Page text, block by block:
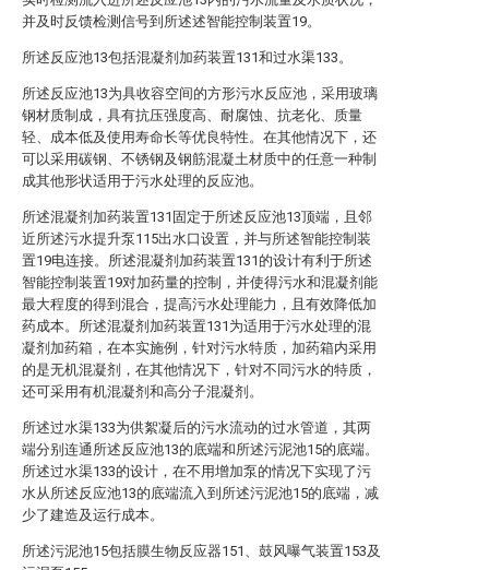
并及时反馈检测信号到所述述智能控制装置19。
所述反应池13包括混凝剂加药装置131和过水渠133。
所述反应池13为具收容空间的方形污水反应池，采用玻璃
钢材质制成，具有抗压强度高、耐腐蚀、抗老化、质量
轻、成本低及使用寿命长等优良特性。在其他情况下，还
可以采用碳钢、不锈钢及钢筋混凝土材质中的任意一种制
成其他形状适用于污水处理的反应池。
所述混凝剂加药装置131固定于所述反应池13顶端，且邻
近所述污水提升泵115出水口设置，并与所述智能控制装
置19电连接。所述混凝剂加药装置131的设计有利于所述
智能控制装置19对加药量的控制，并使得污水和混凝剂能
最大程度的得到混合，提高污水处理能力，且有效降低加
药成本。所述混凝剂加药装置131为适用于污水处理的混
凝剂加药箱，在本实施例，针对污水特质，加药箱内采用
的是无机混凝剂，在其他情况下，针对不同污水的特质，
还可采用有机混凝剂和高分子混凝剂。
所述过水渠133为供絮凝后的污水流动的过水管道，其两
端分别连通所述反应池13的底端和所述污泥池15的底端。
所述过水渠133的设计，在不用增加泵的情况下实现了污
水从所述反应池13的底端流入到所述污泥池15的底端，减
少了建造及运行成本。
所述污泥池15包括膜生物反应器151、鼓风曝气装置153及